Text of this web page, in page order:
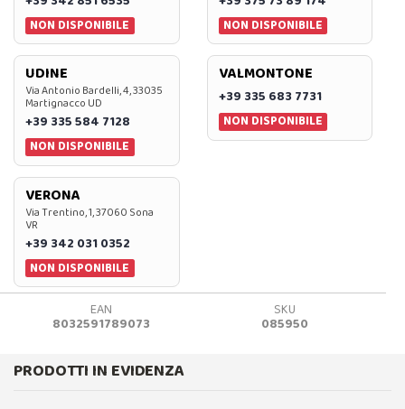
NON DISPONIBILE
NON DISPONIBILE
UDINE
Via Antonio Bardelli, 4, 33035
Martignacco UD
+39 335 584 7128
NON DISPONIBILE
VALMONTONE
+39 335 683 7731
NON DISPONIBILE
VERONA
Via Trentino, 1, 37060 Sona
VR
+39 342 031 0352
NON DISPONIBILE
EAN
8032591789073
SKU
085950
PRODOTTI IN EVIDENZA